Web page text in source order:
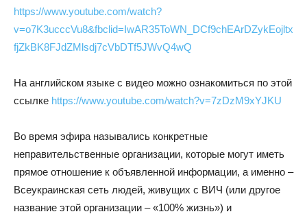
https://www.youtube.com/watch?
v=o7K3ucccVu8&fbclid=IwAR35ToWN_DCf9chEArDZykEojltx
fjZkBK8FJdZMlsdj7cVbDTf5JWvQ4wQ
На английском языке с видео можно ознакомиться по этой
ссылке https://www.youtube.com/watch?v=7zDzM9xYJKU
Во время эфира назывались конкретные
неправительственные организации, которые могут иметь
прямое отношение к объявленной информации, а именно –
Всеукраинская сеть людей, живущих с ВИЧ (или другое
название этой организации – «100% жизнь») и